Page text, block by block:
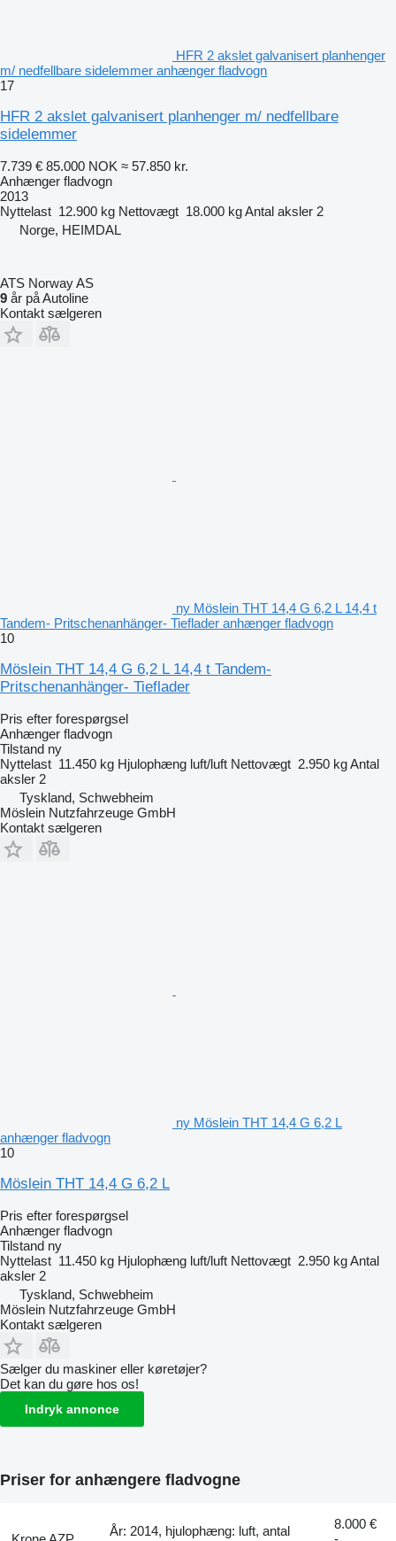
HFR 2 akslet galvanisert planhenger
m/ nedfellbare sidelemmer anhænger fladvogn
17
HFR 2 akslet galvanisert planhenger m/ nedfellbare
sidelemmer
7.739 € 85.000 NOK ≈ 57.850 kr.
Anhænger fladvogn
2013
Nyttelast 12.900 kg Nettovægt 18.000 kgAntal aksler 2
Norge, HEIMDAL
ATS Norway AS
9 år på Autoline
Kontakt sælgeren
ny Möslein THT 14,4 G 6,2 L 14,4 t
Tandem- Pritschenanhänger- Tieflader anhænger fladvogn
10
Möslein THT 14,4 G 6,2 L 14,4 t Tandem-
Pritschenanhänger- Tieflader
Pris efter forespørgsel
Anhænger fladvogn
Tilstand ny
Nyttelast 11.450 kg Hjulophæng luft/luft Nettovægt 2.950 kgAntal
aksler 2
Tyskland, Schwebheim
Möslein Nutzfahrzeuge GmbH
Kontakt sælgeren
ny Möslein THT 14,4 G 6,2 L
anhænger fladvogn
10
Möslein THT 14,4 G 6,2 L
Pris efter forespørgsel
Anhænger fladvogn
Tilstand ny
Nyttelast 11.450 kg Hjulophæng luft/luft Nettovægt 2.950 kgAntal
aksler 2
Tyskland, Schwebheim
Möslein Nutzfahrzeuge GmbH
Kontakt sælgeren
Sælger du maskiner eller køretøjer?
Det kan du gøre hos os!
Indryk annonce
Priser for anhængere fladvogne
År: 2014, hjulophæng: luft, antal
8.000 €